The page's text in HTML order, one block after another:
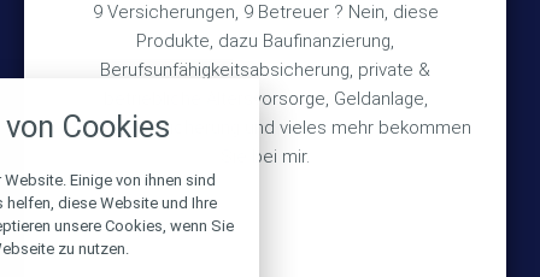
9 Versicherungen, 9 Betreuer ? Nein, diese
Produkte, dazu Baufinanzierung,
Berufsunfähigkeitsabsicherung, private &
betriebliche Altersvorsorge, Geldanlage,
Gebäudeversicherung und vieles mehr bekommen
Sie bei mir.
Über mich
Bedarfsermittlung
Schadensmeldung
© 2026 Versicherungsmakler Haberkamp GmbH
Cookies
Einige von ihnen sind
diese Website und Ihre
unsere Cookies, wenn Sie
zu nutzen.
alle verwendeten Cookies und
zu blockieren.
Notwendig